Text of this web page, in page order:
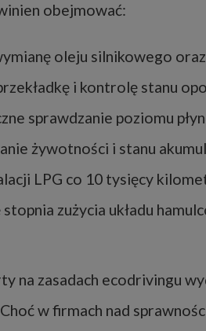
obejmować:
oleju silnikowego
i kontrolę stanu
sprawdzanie poziomu
żywotności i stanu
LPG co 10 tysięcy
zużycia układu
na zasadach ecodrivingu
w firmach nad